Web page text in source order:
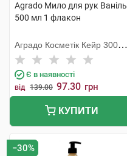
Agrado Мило для рук Ваніль
500 мл 1 флакон
Аградо Косметік Кейр 3000
С.Л.У.
Є в наявності
від 139.00 97.30 грн
КУПИТИ
−30%